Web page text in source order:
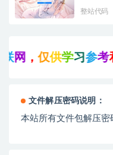
整站代码
，仅供学习参考和
文件解压密码说明：
本站所有文件包解压